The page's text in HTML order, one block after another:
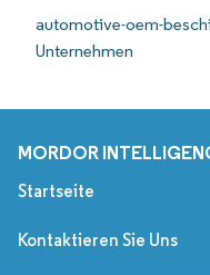
automotive-oem-
Unternehmen
MORDOR
Startseite
Kontaktieren Sie Uns